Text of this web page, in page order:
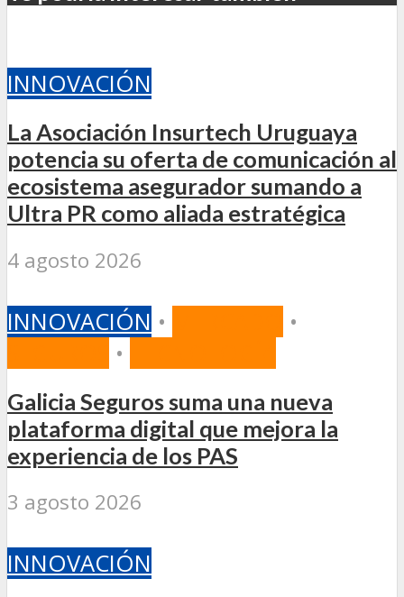
INNOVACIÓN
La Asociación Insurtech Uruguaya
potencia su oferta de comunicación al
ecosistema asegurador sumando a
Ultra PR como aliada estratégica
4 agosto 2026
INNOVACIÓN •
•
•
Galicia Seguros suma una nueva
plataforma digital que mejora la
experiencia de los PAS
3 agosto 2026
INNOVACIÓN